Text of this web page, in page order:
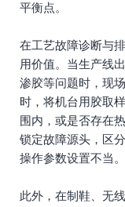
平衡点。
在工艺故障诊断与
用价值。当生产线
渗胶等问题时，现
时，将机台用胶取
围内，或是否存在
锁定故障源头，区
操作参数设置不当。
此外，在制鞋、无